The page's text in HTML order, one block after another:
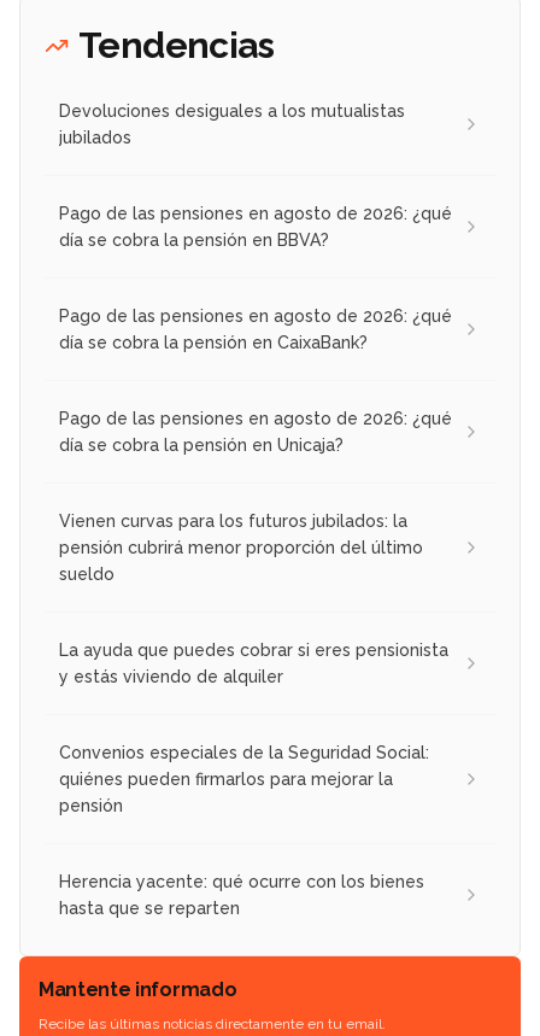
Tendencias
Devoluciones desiguales a los mutualistas
jubilados
Pago de las pensiones en agosto de 2026: ¿qué
día se cobra la pensión en BBVA?
Pago de las pensiones en agosto de 2026: ¿qué
día se cobra la pensión en CaixaBank?
Pago de las pensiones en agosto de 2026: ¿qué
día se cobra la pensión en Unicaja?
Vienen curvas para los futuros jubilados: la
pensión cubrirá menor proporción del último
sueldo
La ayuda que puedes cobrar si eres pensionista
y estás viviendo de alquiler
Convenios especiales de la Seguridad Social:
quiénes pueden firmarlos para mejorar la
pensión
Herencia yacente: qué ocurre con los bienes
hasta que se reparten
Mantente informado
Recibe las últimas noticias directamente en tu email.